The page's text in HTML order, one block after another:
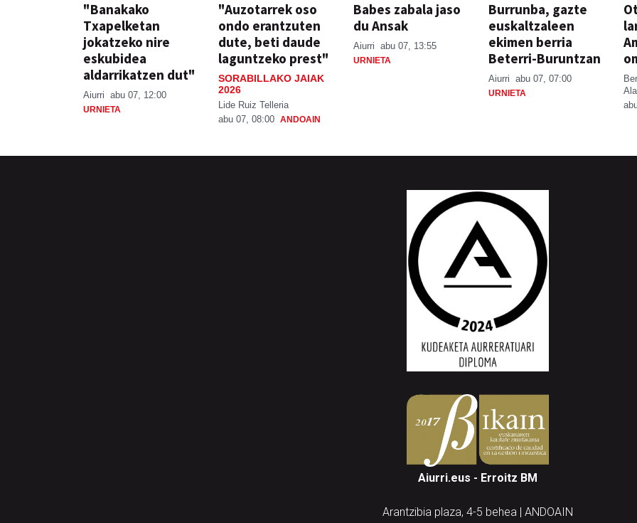
"Banakako
Txapelketan
jokatzeko nire
eskubidea
aldarrikatzen dut"
Aiurri abu 07, 12:00
URNIETA
"Auzotarrek oso
ondo erantzuten
dute, beti daude
laguntzeko prest"
SORABILLAKO JAIAK
2026
Lide Ruiz Telleria
abu 07, 08:00 ANDOAIN
Babes zabala jaso
du Ansak
Aiurri abu 07, 13:55
URNIETA
Burrunba, gazte
euskaltzaleen
ekimen berria
Beterri-Buruntzan
Aiurri abu 07, 07:00
URNIETA
Aiurri.eus - Erroitz BM
Arantzibia plaza, 4-5 behea | ANDOAIN